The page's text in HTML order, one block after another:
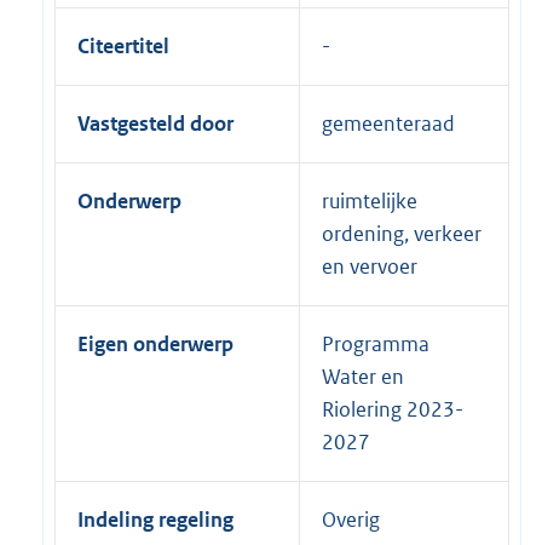
Citeertitel
Vastgesteld door gemeenteraad
Onderwerp
ruimtelijke
ordening, verkeer
en vervoer
Eigen onderwerp
Programma
Water en
Riolering 2023-
2027
Indeling regeling Overig